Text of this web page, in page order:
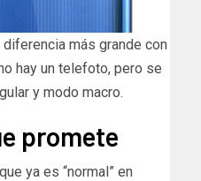
diferencia más grande con
hay un telefoto, pero se
y modo macro.
promete
ya es “normal” en